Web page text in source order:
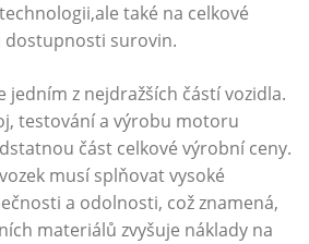
také na ⁤celkové
dostupnosti ⁢surovin.
jedním ​z​ nejdražších částí vozidla.
testování a výrobu motoru
⁣část celkové výrobní ceny.
musí splňovat vysoké
a odolnosti, což znamená,⁤
materiálů ⁤zvyšuje náklady na